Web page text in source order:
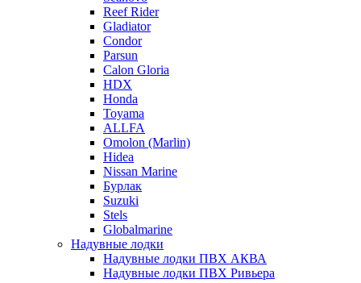
Reef Rider
Gladiator
Condor
Parsun
Calon Gloria
HDX
Honda
Toyama
ALLFA
Omolon (Marlin)
Hidea
Nissan Marine
Бурлак
Suzuki
Stels
Globalmarine
Надувные лодки
Надувные лодки ПВХ АКВА
Надувные лодки ПВХ Ривьера